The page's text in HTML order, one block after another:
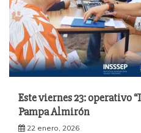
Este viernes 23: operativo
Pampa Almirón
22 enero, 2026